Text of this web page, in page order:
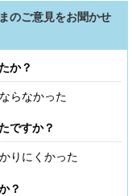
のご意見をお聞かせ
か？
らなかった
ですか？
りにくかった
？